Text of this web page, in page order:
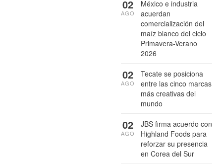
México e industria
acuerdan
comercialización del
maíz blanco del ciclo
Primavera-Verano
2026
02
AGO
Tecate se posiciona
entre las cinco marcas
más creativas del
mundo
02
AGO
JBS firma acuerdo con
Highland Foods para
reforzar su presencia
en Corea del Sur
02
AGO